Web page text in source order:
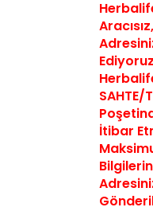
SAHTE/
İtibar